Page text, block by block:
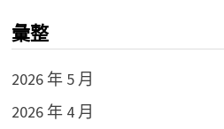
彙整
2026 年 5 月
2026 年 4 月